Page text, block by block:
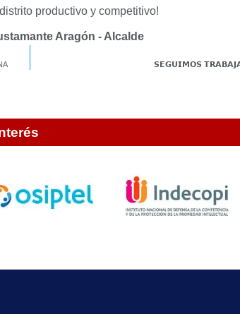
productivo y competitivo!
Aragón - Alcalde
𝗦𝗘𝗚𝗨𝗜𝗠𝗢𝗦